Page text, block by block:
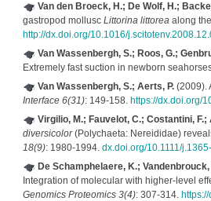
Van den Broeck, H.; De Wolf, H.;
gastropod mollusc Littorina littoreaalong
http://dx.doi.org/10.1016/
Van Wassenbergh, S.; Roos, G.;
Extremely fast suction in newborn
Van Wassenbergh, S.; Aerts, P.(2009).
Interface 6(31): 149-158. https://dx.doi.org/
Virgilio, M.; Fauvelot, C.; Costantini, F.;
diversicolor(Polychaeta: Nereididae)
18(9): 1980-1994. dx.doi.org/10.1111/
De Schamphelaere, K.;
Integration of molecular with higher-level
Genomics Proteomics 3(4): 307-314.